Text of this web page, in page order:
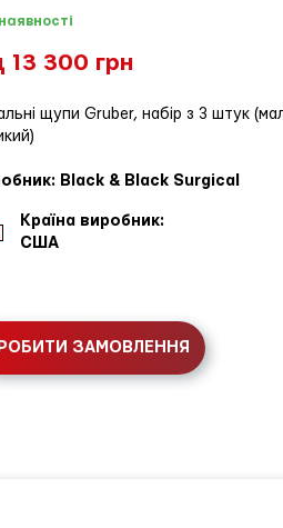
13 300 грн
щупи Gruber, набір з 3 штук
Black & Black Surgical
Країна виробник:
США
ЗАМОВЛЕННЯ